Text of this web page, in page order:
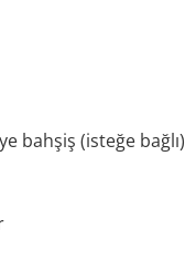
bahşiş (isteğe bağlı)